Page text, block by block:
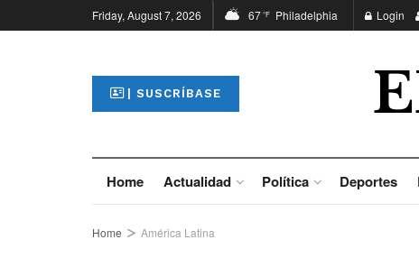
Friday, August 7, 2026 67°F Philadelphia Login
| SUSCRÍBASE
Home Actualidad Política Deportes
Home América Latina